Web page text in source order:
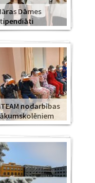
Dāmes
nodarbības